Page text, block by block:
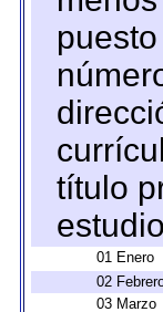
título
01 Enero
02
03 Marzo